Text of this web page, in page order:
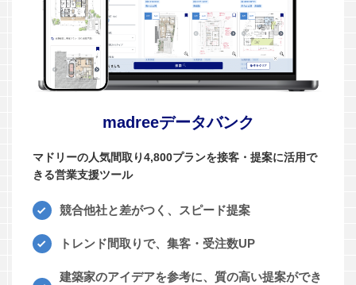
madreeデータバンク
マドリーの人気間取り4,800プランを接客・提案に活用で
きる営業支援ツール
競合他社と差がつく、スピード提案
トレンド間取りで、集客・受注数UP
建築家のアイデアを参考に、質の高い提案ができ